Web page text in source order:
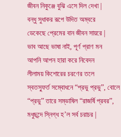
জীবন নিকুঞ্জে বুঝি এসে দিল দেখা |
বন্ধু সুধাকর রূপে উদিত অম্বরে
ডেকেছে প্রেমের বান জীবন সায়রে |
ভাব আছে ভাষা নাই, পূর্ণ প্রাণ মন
আপনি আপন হারা করে নিবেদন
লীলাময় কিশোরের চরণের তলে
স্বতস্ফুর্ত সম্বোধনে “প্রভু প্রভু”, বোলে
“প্রভু” তারে সম্ভাষিল “রাজর্ষি প্রবর”,
মধুছন্দে স্নিগ্ধ হ’ল সর্ব চরাচর |